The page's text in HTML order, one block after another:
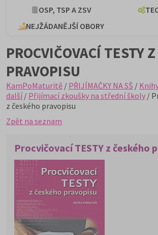
OSP, TSP A ZSV
NEJŽÁDANĚJŠÍ OBORY
PROCVIČOVACÍ TESTY
PRAVOPISU
KamPoMaturitě / PŘIJÍMAČKY NA SŠ /
další/ Přijímací zkoušky na střední školy /
z českého pravopisu
Zpět na seznam
Procvičovací TESTY z českého